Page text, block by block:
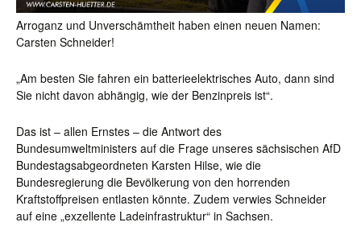
Arroganz und Unverschämtheit haben einen neuen Namen:
Carsten Schneider!
„Am besten Sie fahren ein batterieelektrisches Auto, dann sind
Sie nicht davon abhängig, wie der Benzinpreis ist“.
Das ist – allen Ernstes – die Antwort des
Bundesumweltministers auf die Frage unseres sächsischen AfD
Bundestagsabgeordneten Karsten Hilse, wie die
Bundesregierung die Bevölkerung von den horrenden
Kraftstoffpreisen entlasten könnte. Zudem verwies Schneider
auf eine „exzellente Ladeinfrastruktur“ in Sachsen.